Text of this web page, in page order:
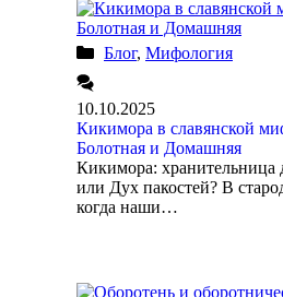
Блог, Мифология
10.10.2025
Кикимора в славянской
Болотная и Домашняя
Кикимора: хранительница
или Дух пакостей? В
когда наши…